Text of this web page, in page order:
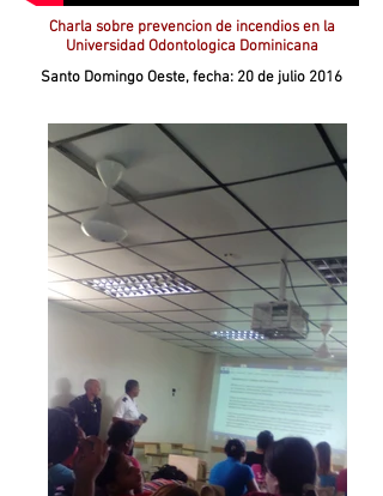
Charla sobre prevencion de incendios en la
Universidad Odontologica Dominicana
Santo Domingo Oeste, fecha: 20 de julio 2016